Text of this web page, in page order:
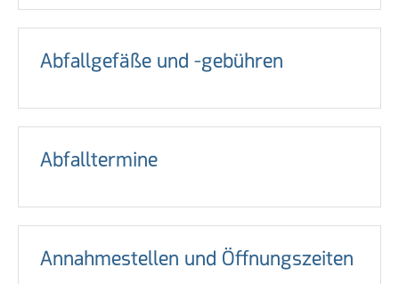
Abfallgefäße und -gebühren
Abfalltermine
Annahmestellen und Öffnungszeiten